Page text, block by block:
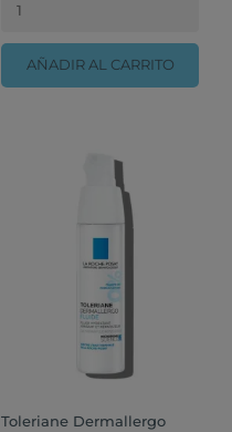
AÑADIR AL CARRITO
Toleriane Dermallergo